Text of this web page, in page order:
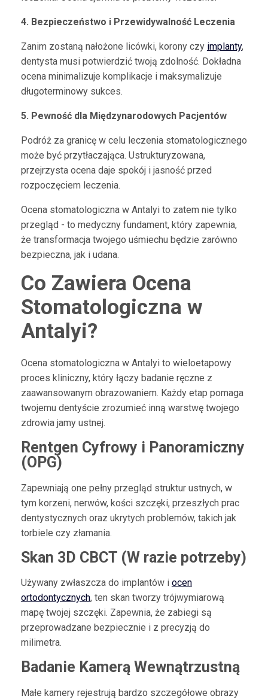
4. Bezpieczeństwo i Przewidywalność Leczenia
Zanim zostaną nałożone licówki, korony czy implanty,
dentysta musi potwierdzić twoją zdolność. Dokładna
ocena minimalizuje komplikacje i maksymalizuje
długoterminowy sukces.
5. Pewność dla Międzynarodowych Pacjentów
Podróż za granicę w celu leczenia stomatologicznego
może być przytłaczająca. Ustrukturyzowana,
przejrzysta ocena daje spokój i jasność przed
rozpoczęciem leczenia.
Ocena stomatologiczna w Antalyi to zatem nie tylko
przegląd - to medyczny fundament, który zapewnia,
że transformacja twojego uśmiechu będzie zarówno
bezpieczna, jak i udana.
Co Zawiera Ocena
Stomatologiczna w
Antalyi?
Ocena stomatologiczna w Antalyi to wieloetapowy
proces kliniczny, który łączy badanie ręczne z
zaawansowanym obrazowaniem. Każdy etap pomaga
twojemu dentyście zrozumieć inną warstwę twojego
zdrowia jamy ustnej.
Rentgen Cyfrowy i Panoramiczny
(OPG)
Zapewniają one pełny przegląd struktur ustnych, w
tym korzeni, nerwów, kości szczęki, przeszłych prac
dentystycznych oraz ukrytych problemów, takich jak
torbiele czy złamania.
Skan 3D CBCT (W razie potrzeby)
Używany zwłaszcza do implantów i ocen
ortodontycznych, ten skan tworzy trójwymiarową
mapę twojej szczęki. Zapewnia, że zabiegi są
przeprowadzane bezpiecznie i z precyzją do
milimetra.
Badanie Kamerą Wewnątrzustną
Małe kamery rejestrują bardzo szczegółowe obrazy